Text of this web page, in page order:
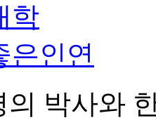
학
은인연
의 박사와